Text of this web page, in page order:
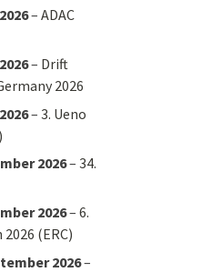
– ADAC
– Drift
2026
– 3. Ueno
2026– 34.
2026– 6.
(ERC)
2026–